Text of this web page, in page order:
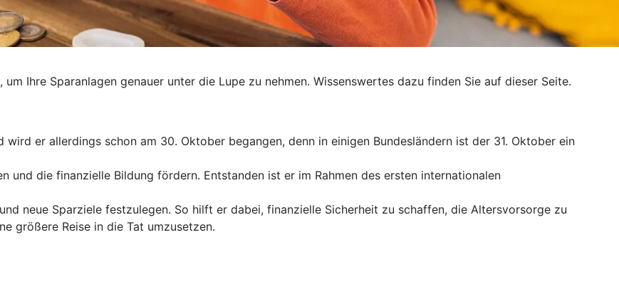
Ihre Sparanlagen genauer unter die Lupe zu nehmen. Wissenswertes dazu finden Sie auf dieser Seite.
er allerdings schon am 30. Oktober begangen, denn in einigen Bundesländern ist der 31. Oktober ein
und die finanzielle Bildung fördern. Entstanden ist er im Rahmen des ersten internationalen
neue Sparziele festzulegen. So hilft er dabei, finanzielle Sicherheit zu schaffen, die Altersvorsorge zu
größere Reise in die Tat umzusetzen.